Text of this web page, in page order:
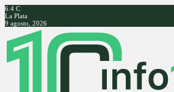
6.4 C
La Plata
9 agosto, 2026
Facebook
Twitter
Instagram
Youtube